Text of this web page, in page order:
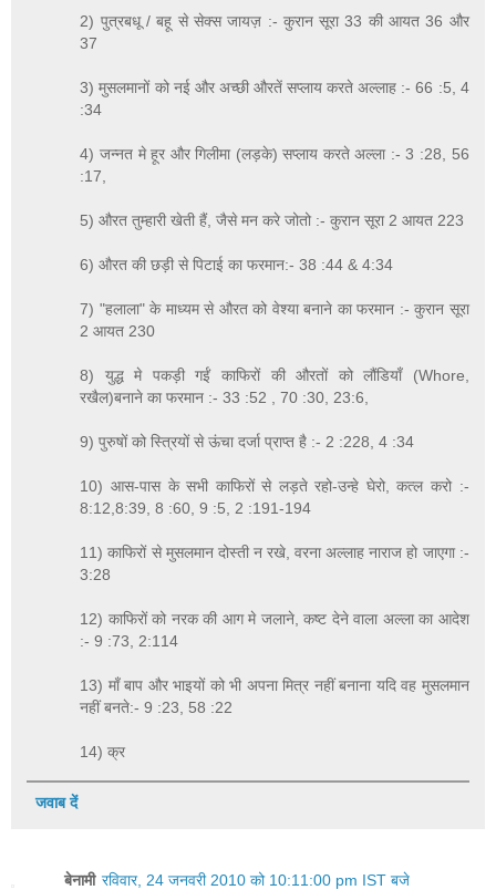
2) पुत्रबधू / बहू से सेक्स जायज़ :- कुरान सूरा 33 की आयत 36 और
37
3) मुसलमानों को नई और अच्छी औरतें सप्लाय करते अल्लाह :- 66 :5, 4
:34
4) जन्नत मे हूर और गिलीमा (लड़के) सप्लाय करते अल्ला :- 3 :28, 56
:17,
5) औरत तुम्हारी खेती हैं, जैसे मन करे जोतो :- कुरान सूरा 2 आयत 223
6) औरत की छड़ी से पिटाई का फरमान:- 38 :44 & 4:34
7) "हलाला" के माध्यम से औरत को वेश्या बनाने का फरमान :- कुरान सूरा
2 आयत 230
8) युद्ध मे पकड़ी गईं काफिरों की औरतों को लौंडियाँ (Whore,
रखैल)बनाने का फरमान :- 33 :52 , 70 :30, 23:6,
9) पुरुषों को स्त्रियों से ऊंचा दर्जा प्राप्त है :- 2 :228, 4 :34
10) आस-पास के सभी काफिरों से लड़ते रहो-उन्हे घेरो, कत्ल करो :-
8:12,8:39, 8 :60, 9 :5, 2 :191-194
11) काफिरों से मुसलमान दोस्ती न रखे, वरना अल्लाह नाराज हो जाएगा :-
3:28
12) काफिरों को नरक की आग मे जलाने, कष्ट देने वाला अल्ला का आदेश
:- 9 :73, 2:114
13) माँ बाप और भाइयों को भी अपना मित्र नहीं बनाना यदि वह मुसलमान
नहीं बनते:- 9 :23, 58 :22
14) क्र
जवाब दें
बेनामी रविवार, 24 जनवरी 2010 को 10:11:00 pm IST बजे